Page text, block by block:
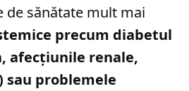
de sănătate mult mai
precum diabetul
afecțiunile renale,
sau problemele